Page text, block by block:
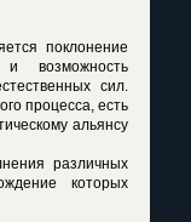
поклонение
и возможность
сил.
процесса, есть
альянсу
различных
которых